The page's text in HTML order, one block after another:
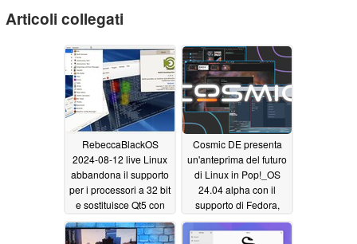
Articoli collegati
RebeccaBlackOS
2024-08-12 live Linux
abbandona il supporto
per i processori a 32 bit
e sostituisce Qt5 con
Qt608/13/2024
Cosmic DE presenta
un'anteprima del futuro
di Linux in Pop!_OS
24.04 alpha con il
supporto di Fedora,
Serpent OS e Arch al
momento del lancio